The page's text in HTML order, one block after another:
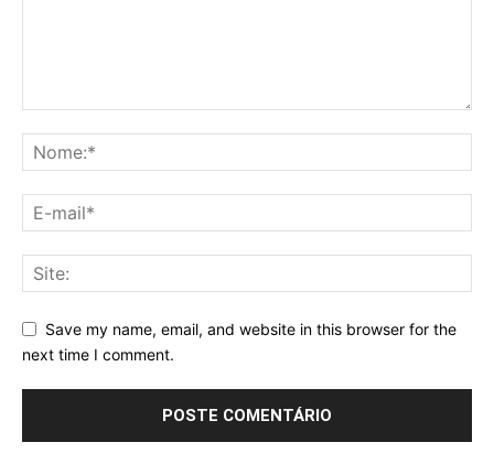
Save my name, email, and website in this browser for the
next time I comment.